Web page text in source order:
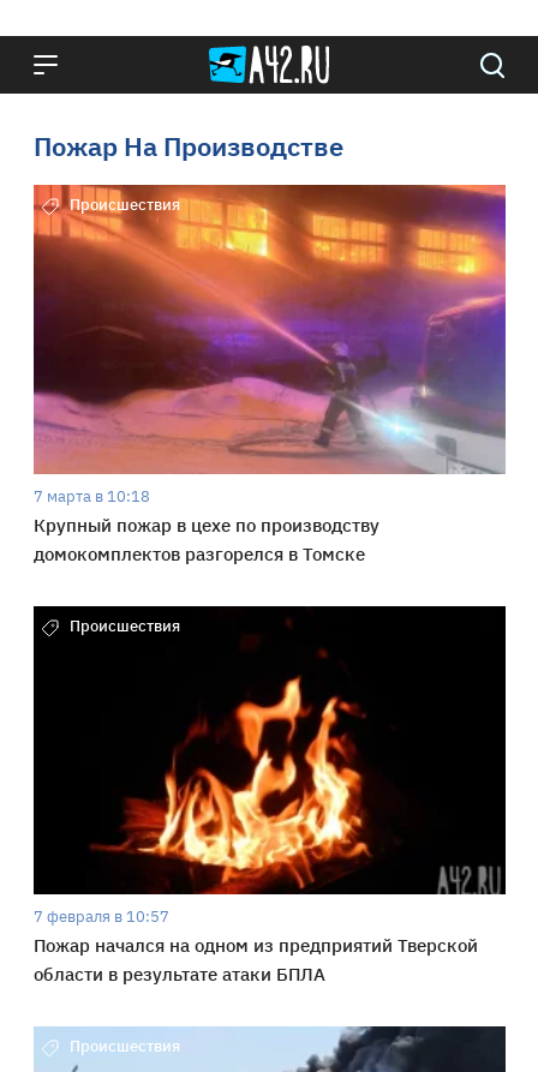
Пожар На Производстве
Происшествия
7 марта в 10:18
Крупный пожар в цехе по производству
домокомплектов разгорелся в Томске
Происшествия
7 февраля в 10:57
Пожар начался на одном из предприятий Тверской
области в результате атаки БПЛА
Происшествия